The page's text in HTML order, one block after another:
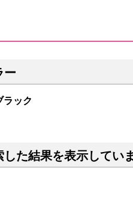
ー
ック
た結果を表示してい